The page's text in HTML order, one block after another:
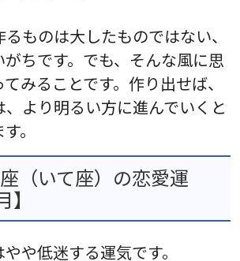
ものは大したものではない、
ちです。でも、そんな風に思
みることです。作り出せば、
より明るい方に進んでいくと
。
（いて座）の恋愛運
や低迷する運気です。